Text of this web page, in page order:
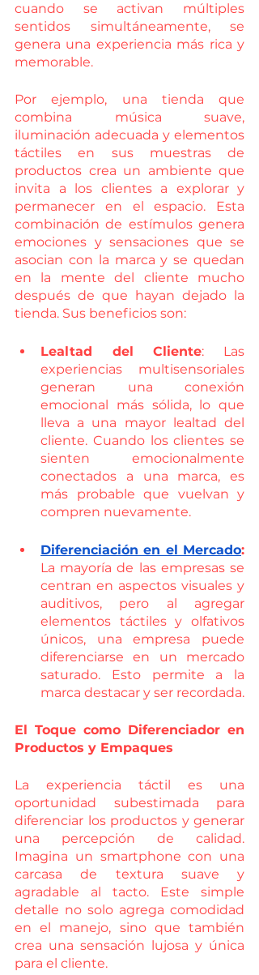
cuando se activan múltiples
sentidos simultáneamente, se
genera una experiencia más rica y
memorable.
Por ejemplo, una tienda que
combina música suave,
iluminación adecuada y elementos
táctiles en sus muestras de
productos crea un ambiente que
invita a los clientes a explorar y
permanecer en el espacio. Esta
combinación de estímulos genera
emociones y sensaciones que se
asocian con la marca y se quedan
en la mente del cliente mucho
después de que hayan dejado la
tienda. Sus beneficios son:
Lealtad del Cliente: Las
experiencias multisensoriales
generan una conexión
emocional más sólida, lo que
lleva a una mayor lealtad del
cliente. Cuando los clientes se
sienten emocionalmente
conectados a una marca, es
más probable que vuelvan y
compren nuevamente.
Diferenciación en el Mercado:
La mayoría de las empresas se
centran en aspectos visuales y
auditivos, pero al agregar
elementos táctiles y olfativos
únicos, una empresa puede
diferenciarse en un mercado
saturado. Esto permite a la
marca destacar y ser recordada.
El Toque como Diferenciador en
Productos y Empaques
La experiencia táctil es una
oportunidad subestimada para
diferenciar los productos y generar
una percepción de calidad.
Imagina un smartphone con una
carcasa de textura suave y
agradable al tacto. Este simple
detalle no solo agrega comodidad
en el manejo, sino que también
crea una sensación lujosa y única
para el cliente.